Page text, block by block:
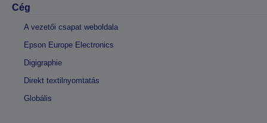
Cég
A vezetői csapat weboldala
Epson Europe Electronics
Digigraphie
Direkt textilnyomtatás
Globális